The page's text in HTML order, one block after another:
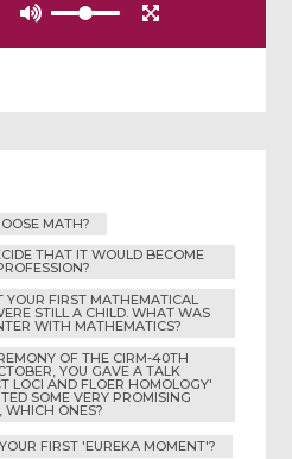
MATH?
THAT IT WOULD BECOME
YOUR FIRST MATHEMATICAL
STILL A CHILD. WHAT WAS
WITH MATHEMATICS?
OF THE CIRM-40TH
YOU GAVE A TALK
LOCI AND FLOER HOMOLOGY'
SOME VERY PROMISING
WHICH ONES?
FIRST 'EUREKA MOMENT'?